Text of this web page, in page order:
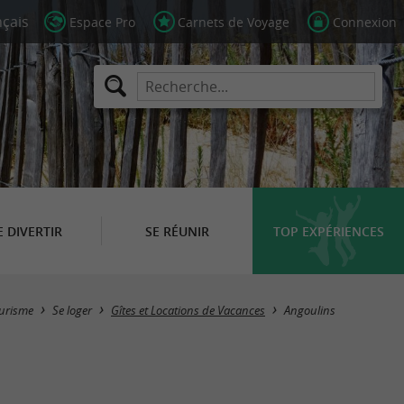
Espace Pro Carnets de Voyage Connexion
DIVERTIR SE RÉUNIR TOP EXPÉRIENCES
Masquer la carte
Se loger Gîtes et Locations de Vacances Angoulins